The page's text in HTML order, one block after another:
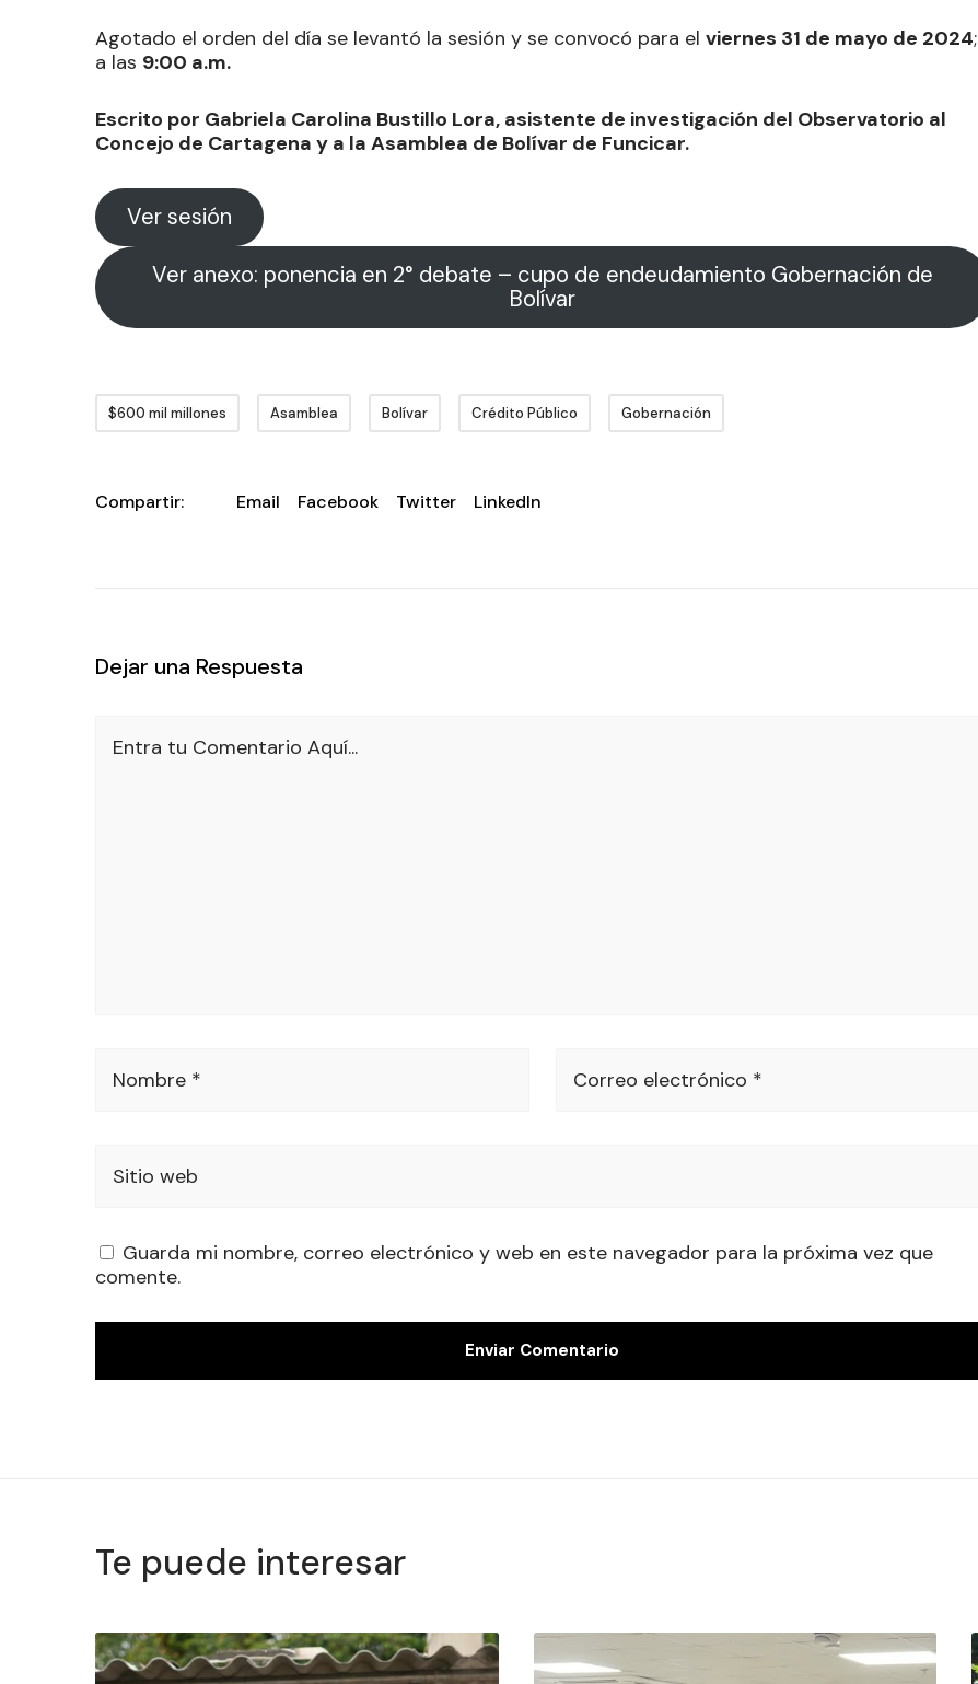
Agotado el orden del día se levantó la sesión y se convocó para el viernes 31 de mayo de 2024;
a las 9:00 a.m.
Escrito por Gabriela Carolina Bustillo Lora, asistente de investigación del Observatorio al
Concejo de Cartagena y a la Asamblea de Bolívar de Funcicar.
Ver sesión
Ver anexo: ponencia en 2° debate – cupo de endeudamiento Gobernación de
Bolívar
$600 mil millones Asamblea Bolívar Crédito Público Gobernación
Compartir: Email Facebook Twitter LinkedIn
Dejar una Respuesta
Entra tu Comentario Aquí...
Nombre * Correo electrónico *
Sitio web
Guarda mi nombre, correo electrónico y web en este navegador para la próxima vez que
comente.
Te puede interesar